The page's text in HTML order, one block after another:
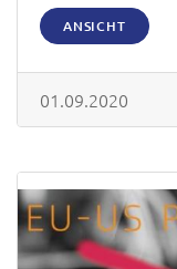
ANSICHT
01.09.2020